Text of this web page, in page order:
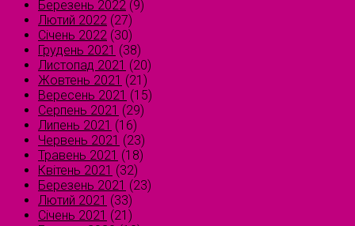
Березень 2022 (9)
Лютий 2022 (27)
Січень 2022 (30)
Грудень 2021 (38)
Листопад 2021 (20)
Жовтень 2021 (21)
Вересень 2021 (15)
Серпень 2021 (29)
Липень 2021 (16)
Червень 2021 (23)
Травень 2021 (18)
Квітень 2021 (32)
Березень 2021 (23)
Лютий 2021 (33)
Січень 2021 (21)